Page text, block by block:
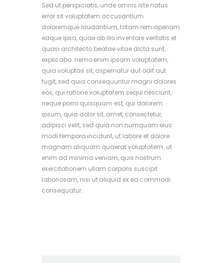
Sed ut perspiciatis, unde omnis iste natus
error sit voluptatem accusantium
doloremque laudantium, totam rem aperiam
eaque ipsa, quae ab illo inventore veritatis et
quasi architecto beatae vitae dicta sunt,
explicabo. nemo enim ipsam voluptatem,
quia voluptas sit, aspernatur aut odit aut
fugit, sed quia consequuntur magni dolores
eos, qui ratione voluptatem sequi nesciunt,
neque porro quisquam est, qui dolorem
ipsum, quia dolor sit, amet, consectetur,
adipisci velit, sed quia non numquam eius
modi tempora incidunt, ut labore et dolore
magnam aliquam quaerat voluptatem. ut
enim ad minima veniam, quis nostrum
exercitationem ullam corporis suscipit
laboriosam, nisi ut aliquid ex ea commodi
consequatur.